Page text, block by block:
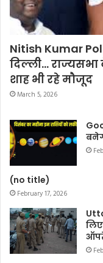
Nitish Kumar
दिल्ली…
शाह भी रहे मौजूद
March 5, 2026
(no title)
February 17, 2026